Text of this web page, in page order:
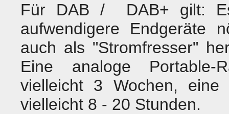
Für DAB / DAB+ gilt:
aufwendigere Endgeräte
auch als "Stromfresser"
Eine analoge Portable-
vielleicht 3 Wochen, eine
vielleicht 8 - 20 Stunden.